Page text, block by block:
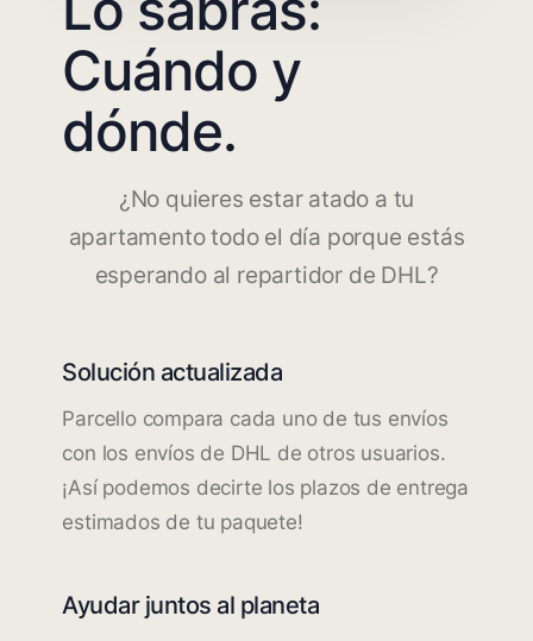
Cuándo y
dónde.
¿No quieres estar atado a tu
apartamento todo el día porque estás
esperando al repartidor de DHL?
Solución actualizada
Parcello compara cada uno de tus envíos
con los envíos de DHL de otros usuarios.
¡Así podemos decirte los plazos de entrega
estimados de tu paquete!
Ayudar juntos al planeta